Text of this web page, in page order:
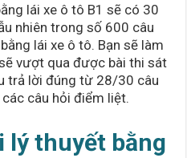
lái xe ô tô B1 sẽ có 30
nhiên trong số 600 câu
lái xe ô tô. Bạn sẽ làm
vượt qua được bài thi sát
trả lời đúng từ 28/30 câu
câu hỏi điểm liệt.
lý thuyết bằng